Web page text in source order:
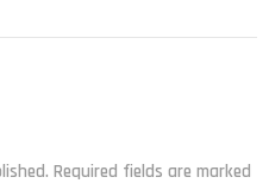
Required fields are marked